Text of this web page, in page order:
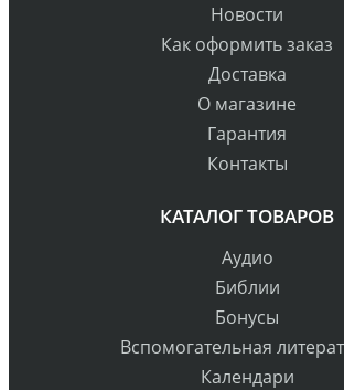
Новости
Как оформить заказ
Доставка
О магазине
Гарантия
Контакты
КАТАЛОГ ТОВАРОВ
Аудио
Библии
Бонусы
Вспомогательная
Календари